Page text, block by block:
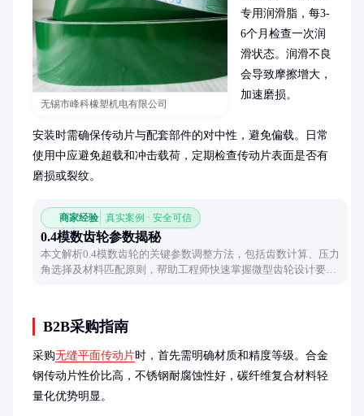
无锡市峰科橡塑机电有限公司
专用润滑脂，每3-
6个月检查一次润
滑状态。润滑不良
会导致摩擦增大，
加速磨损。
安装时需确保传动片与配套部件的对中性，避免偏载。日常
使用中应避免超载和冲击载荷，定期检查传动片表面是否有
磨损或裂纹。
商家经验 真实案例 · 安全可信
0.4模数齿轮参数揭秘
本文解析0.4模数齿轮的关键参数调整方法，包括齿数计算、压力
角选择及材料匹配原则，帮助工程师快速掌握微型齿轮设计要
B2B采购指南
采购无缝平面传动片时，首先需明确材质和精度等级。合金
钢传动片性价比高，不锈钢耐腐蚀性好，碳纤维复合材料轻
量化优势明显。